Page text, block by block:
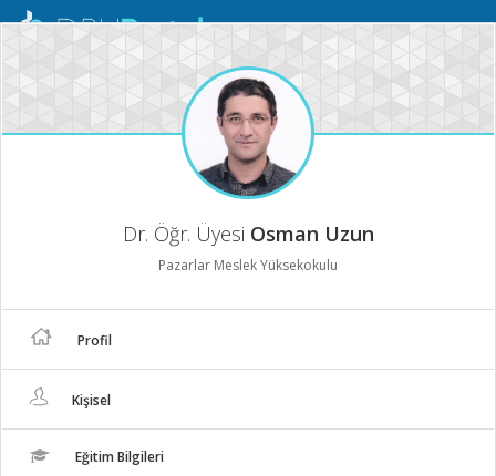
Mobil
Dr. Öğr. Üyesi Osman Uzun
Pazarlar Meslek Yüksekokulu
Profil
Kişisel
Eğitim Bilgileri